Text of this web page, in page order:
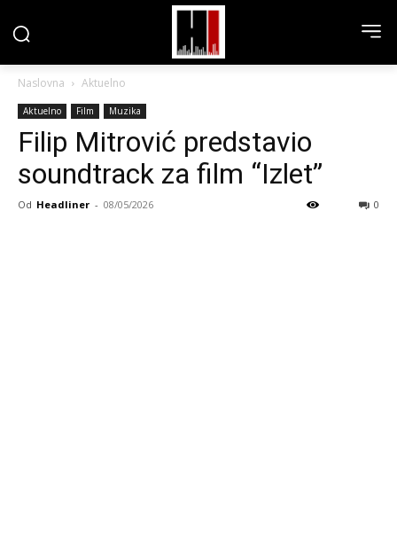
Naslovna Aktuelno
Aktuelno Film Muzika
Filip Mitrović predstavio
soundtrack za film “Izlet”
Od Headliner - 08/05/2026 0